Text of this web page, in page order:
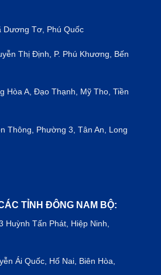
Dương Tơ, Phú Quốc
Thị Định, P. Phú Khương, Bến
Hòa A, Đạo Thạnh, Mỹ Tho, Tiền
Thông, Phường 3, Tân An, Long
TỈNH ĐÔNG NAM BỘ:
Huỳnh Tấn Phát, Hiệp Ninh,
Ái Quốc, Hố Nai, Biên Hòa,